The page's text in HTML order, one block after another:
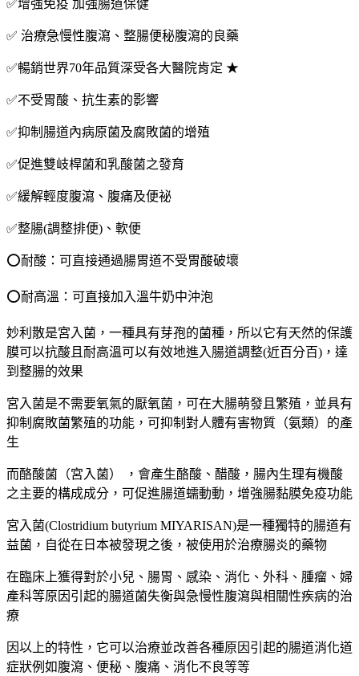
數
量
✅增強免疫 加強腸道保健
✅ 治療急慢性腹瀉、整腸便秘腹瀉的良藥
✅暢銷世界70年品質深受各大醫院肯定 ★
✅不受胃酸、抗生素的影響
✅抑制腸道內病原菌及腐敗菌的增殖
✅促進雙岐桿菌和乳酸菌之發育
✅緩解輕度腹瀉、腹痛及便祕
✅整腸(調整排便)、軟便
⭕️耐酸：可直接通過腸胃道不受胃酸破壞
⭕️耐高溫：可直接加入溫牛奶中沖泡
妙利散是宮入菌，一種具有芽孢的菌種，所以它有天然的保護
膜可以抗酸且耐高溫可以有效地進入腸道調整(近百分百)，達
到整腸的效果
宮入菌是不需要氧氣的厭氧菌，可在大腸萌發且繁殖，並具有
抑制腐敗菌繁殖的功能，可抑制對人體有害物質（氨類）的產
生
而酪酸菌（宮入菌） ，會產生酪酸、醋酸，腸內生理有機酸
之主要的構成成分，可促進腸道蠕動動，增強腸黏膜免疫功能
宮入菌(Clostridium butyrium MIYARISAN)是⼀種獨特的腸道有
益菌，⾃從在⽇本被發現之後，被使⽤於治療腸炎的藥物
在臨床上獲得對於小兒、腸胃、感染、消化、外科、腫瘤、婦
產科等原因引起的腸道菌失衡與急慢性腹瀉與相關性疾病的治
療
因以上的特性，它可以治療並改善各種原因引起的腸道消化道
症狀例如腹瀉、便秘、腹痛、消化不良等等